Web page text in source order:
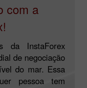
com a
da InstaForex
de negociação
do mar. Essa
pessoa tem